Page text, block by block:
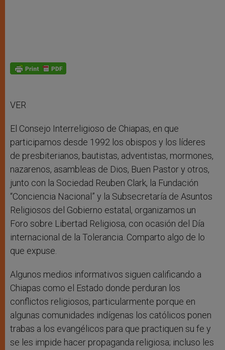
VER
El Consejo Interreligioso de Chiapas, en que
participamos desde 1992 los obispos y los líderes
de presbiterianos, bautistas, adventistas, mormones,
nazarenos, asambleas de Dios, Buen Pastor y otros,
junto con la Sociedad Reuben Clark, la Fundación
“Conciencia Nacional” y la Subsecretaría de Asuntos
Religiosos del Gobierno estatal, organizamos un
Foro sobre Libertad Religiosa, con ocasión del Día
internacional de la Tolerancia. Comparto algo de lo
que expuse.
Algunos medios informativos siguen calificando a
Chiapas como el Estado donde perduran los
conflictos religiosos, particularmente porque en
algunas comunidades indígenas los católicos ponen
trabas a los evangélicos para que practiquen su fe y
se les impide hacer propaganda religiosa; incluso les